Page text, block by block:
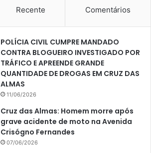
Recente Comentários
POLÍCIA CIVIL CUMPRE MANDADO
CONTRA BLOGUEIRO INVESTIGADO POR
TRÁFICO E APREENDE GRANDE
QUANTIDADE DE DROGAS EM CRUZ DAS
ALMAS
11/06/2026
Cruz das Almas: Homem morre após
grave acidente de moto na Avenida
Crisógno Fernandes
07/06/2026